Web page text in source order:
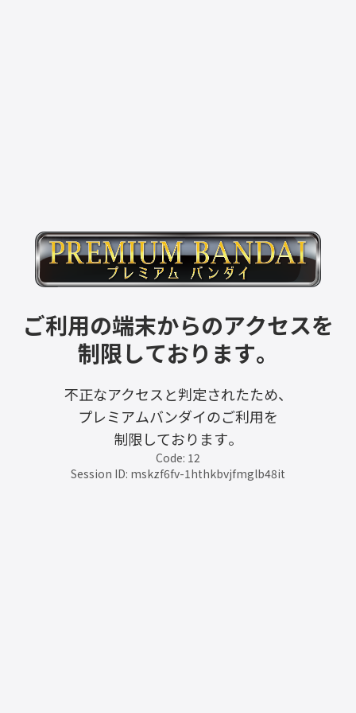
ご利用の端末からのアクセスを
制限しております。
不正なアクセスと判定されたため、
プレミアムバンダイのご利用を
制限しております。
Code: 12
Session ID: mskzf6fv-1hthkbvjfmglb48it